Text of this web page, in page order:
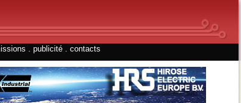
publicité contacts